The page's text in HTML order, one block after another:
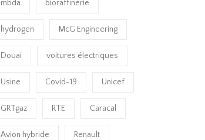
mbda bioraffinerie
hydrogen McG Engineering
Douai voitures électriques
Usine Covid-19 Unicef
GRTgaz RTE Caracal
Avion hybride Renault